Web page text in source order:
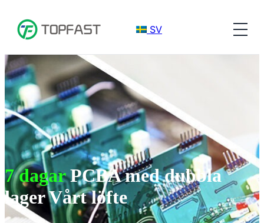
SV
7 dagarPCBA med dubbla
lager Vårt löfte